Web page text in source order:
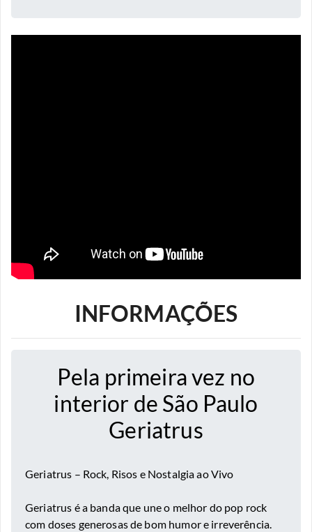
INFORMAÇÕES
Pela primeira vez no
interior de São Paulo
Geriatrus
Geriatrus – Rock, Risos e Nostalgia ao Vivo
Geriatrus é a banda que une o melhor do pop rock
com doses generosas de bom humor e irreverência.